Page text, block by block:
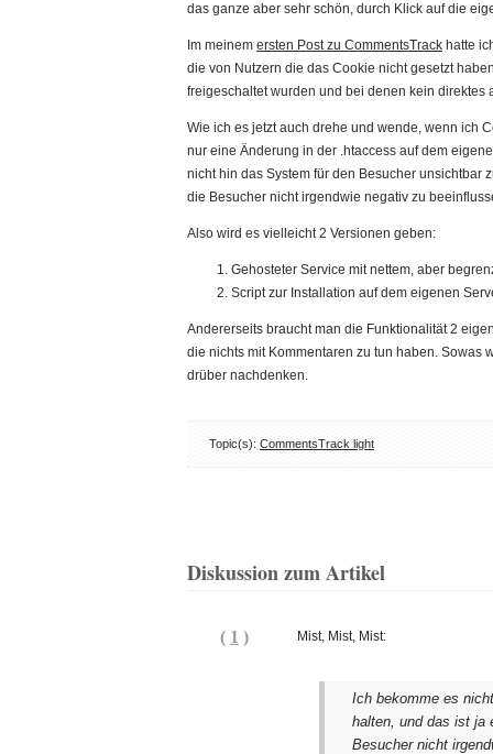
das ganze aber sehr schön, durch Klick auf die
Im meinem ersten Post zu CommentsTrack hatte
die von Nutzern die das Cookie nicht gesetzt
freigeschaltet wurden und bei denen kein direktes
Wie ich es jetzt auch drehe und wende, wenn ich
nur eine Änderung in der .htaccess auf dem
nicht hin das System für den Besucher unsichtbar
die Besucher nicht irgendwie negativ zu
Also wird es vielleicht 2 Versionen geben:
Gehosteter Service mit nettem, aber
Script zur Installation auf dem eigenen
Andererseits braucht man die Funktionalität 2
die nichts mit Kommentaren zu tun haben. Sowas
drüber nachdenken.
Topic(s): CommentsTrack light
Diskussion zum Artikel
( 1 ) Mist, Mist, Mist:
Ich bekomme es
halten, und das ist ja
Besucher nicht